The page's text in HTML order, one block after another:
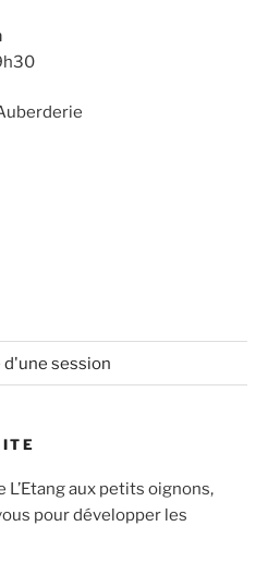
session
aux petits oignons,
pour développer les